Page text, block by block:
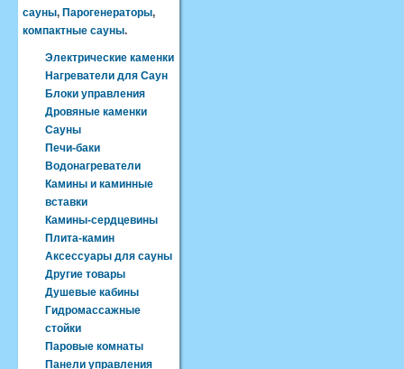
сауны, Парогенераторы,
компактные сауны.
Электрические каменки
Нагреватели для Саун
Блоки управления
Дровяные каменки
Сауны
Печи-баки
Водонагреватели
Камины и каминные
вставки
Камины-сердцевины
Плита-камин
Аксессуары для сауны
Другие товары
Душевые кабины
Гидромассажные
стойки
Паровые комнаты
Панели управления